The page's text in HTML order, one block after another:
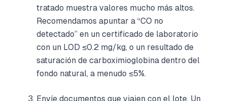
tratado muestra valores mucho más altos.
Recomendamos apuntar a “CO no
detectado” en un certificado de laboratorio
con un LOD ≤0.2 mg/kg, o un resultado de
saturación de carboximioglobina dentro del
fondo natural, a menudo ≤5%.
Envíe documentos que viajen con el lote. Un